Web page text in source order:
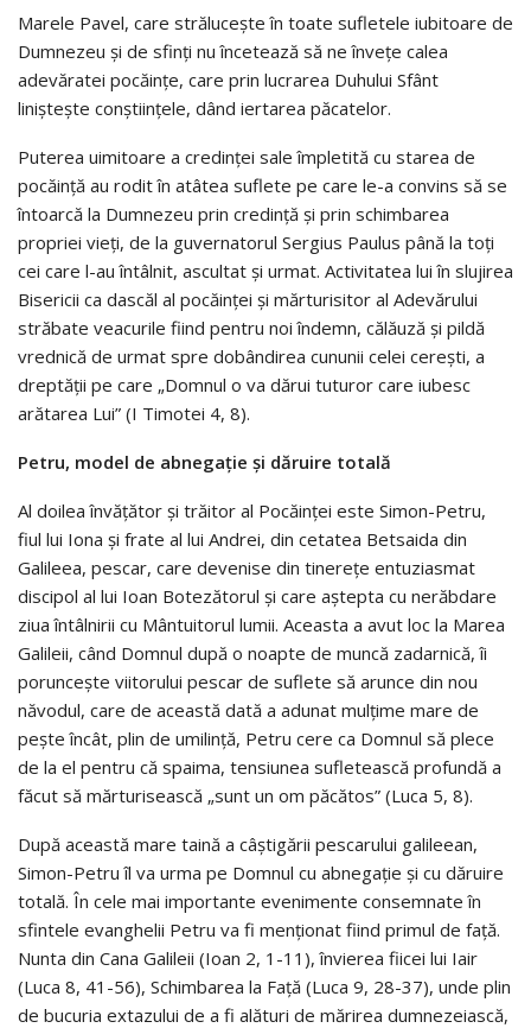
Marele Pavel, care strălucește în toate sufletele iubitoare de
Dumnezeu și de sfinți nu încetează să ne învețe calea
adevăratei pocăințe, care prin lucrarea Duhului Sfânt
liniștește conștiințele, dând iertarea păcatelor.
Puterea uimitoare a credinței sale împletită cu starea de
pocăință au rodit în atâtea suflete pe care le-a convins să se
întoarcă la Dumnezeu prin credință și prin schimbarea
propriei vieți, de la guvernatorul Sergius Paulus până la toți
cei care l-au întâlnit, ascultat și urmat. Activitatea lui în slujirea
Bisericii ca dascăl al pocăinței și mărturisitor al Adevărului
străbate veacurile fiind pentru noi îndemn, călăuză și pildă
vrednică de urmat spre dobândirea cununii celei cerești, a
dreptății pe care „Domnul o va dărui tuturor care iubesc
arătarea Lui” (I Timotei 4, 8).
Petru, model de abnegație și dăruire totală
Al doilea învățător și trăitor al Pocăinței este Simon-Petru,
fiul lui Iona și frate al lui Andrei, din cetatea Betsaida din
Galileea, pescar, care devenise din tinerețe entuziasmat
discipol al lui Ioan Botezătorul și care aștepta cu nerăbdare
ziua întâlnirii cu Mântuitorul lumii. Aceasta a avut loc la Marea
Galileii, când Domnul după o noapte de muncă zadarnică, îi
poruncește viitorului pescar de suflete să arunce din nou
năvodul, care de această dată a adunat mulțime mare de
pește încât, plin de umilință, Petru cere ca Domnul să plece
de la el pentru că spaima, tensiunea sufletească profundă a
făcut să mărturisească „sunt un om păcătos” (Luca 5, 8).
După această mare taină a câștigării pescarului galileean,
Simon-Petru îl va urma pe Domnul cu abnegație și cu dăruire
totală. În cele mai importante evenimente consemnate în
sfintele evanghelii Petru va fi menționat fiind primul de față.
Nunta din Cana Galileii (Ioan 2, 1-11), învierea fiicei lui Iair
(Luca 8, 41-56), Schimbarea la Față (Luca 9, 28-37), unde plin
de bucuria extazului de a fi alături de mărirea dumnezeiască,